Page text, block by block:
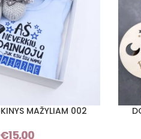
MAŽYLIAM 002
€15,00